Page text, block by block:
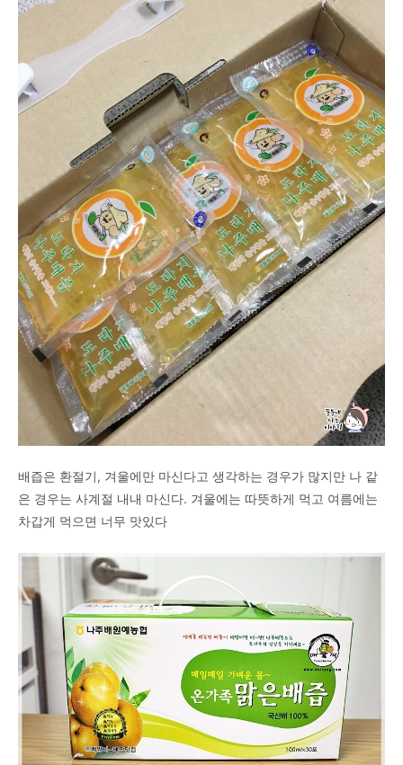
배즙은 환절기, 겨울에만 마신다고 생각하는 경우가 많지만 나 같
은 경우는 사계절 내내 마신다. 겨울에는 따뜻하게 먹고 여름에는
차갑게 먹으면 너무 맛있다